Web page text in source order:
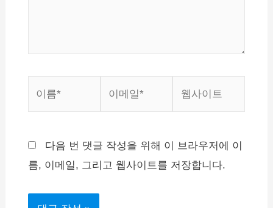
*
트
다음 번 댓글 작성을 위해 이 브라우저에 이
름, 이메일, 그리고 웹사이트를 저장합니다.